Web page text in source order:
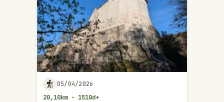
05/04/2026
20,10km - 1510d+